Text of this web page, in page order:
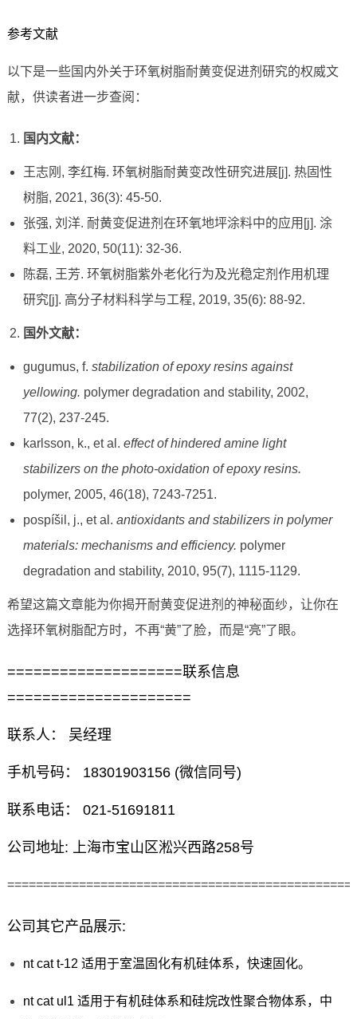
参考文献
以下是一些国内外关于环氧树脂耐黄变促进剂研究的权威文
献，供读者进一步查阅：
国内文献：
王志刚, 李红梅. 环氧树脂耐黄变改性研究进展[j]. 热固性
树脂, 2021, 36(3): 45-50.
张强, 刘洋. 耐黄变促进剂在环氧地坪涂料中的应用[j]. 涂
料工业, 2020, 50(11): 32-36.
陈磊, 王芳. 环氧树脂紫外老化行为及光稳定剂作用机理
研究[j]. 高分子材料科学与工程, 2019, 35(6): 88-92.
国外文献：
gugumus, f. stabilization of epoxy resins against
yellowing. polymer degradation and stability, 2002,
77(2), 237-245.
karlsson, k., et al. effect of hindered amine light
stabilizers on the photo-oxidation of epoxy resins.
polymer, 2005, 46(18), 7243-7251.
pospíšil, j., et al. antioxidants and stabilizers in polymer
materials: mechanisms and efficiency. polymer
degradation and stability, 2010, 95(7), 1115-1129.
希望这篇文章能为你揭开耐黄变促进剂的神秘面纱，让你在
选择环氧树脂配方时，不再“黄”了脸，而是“亮”了眼。
====================联系信息
=====================
联系人： 吴经理
手机号码： 18301903156 (微信同号)
联系电话： 021-51691811
公司地址: 上海市宝山区淞兴西路258号
公司其它产品展示:
nt cat t-12 适用于室温固化有机硅体系，快速固化。
nt cat ul1 适用于有机硅体系和硅烷改性聚合物体系，中